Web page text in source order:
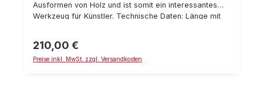
Ausformen von Holz und ist somit ein interessantes
Werkzeug für Künstler. Technische Daten: Länge mit
Regulärer Preis:
210,00 €
Preise inkl. MwSt. zzgl. Versandkosten